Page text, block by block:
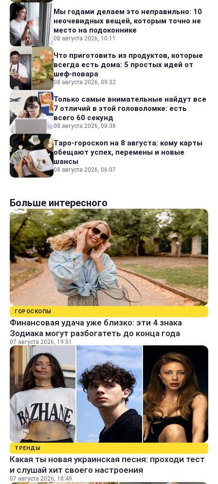
Мы годами делаем это неправильно: 10
неочевидных вещей, которым точно не
место на подоконнике
08 августа 2026, 10:11
Что приготовить из продуктов, которые
всегда есть дома: 5 простых идей от
шеф-повара
08 августа 2026, 09:32
Только самые внимательные найдут все
7 отличий в этой головоломке: есть
всего 60 секунд
08 августа 2026, 08:38
Таро-гороскоп на 8 августа: кому карты
обещают успех, перемены и новые
шансы
08 августа 2026, 06:07
Больше интересного
ГОРОСКОПЫ
Финансовая удача уже близко: эти 4 знака
Зодиака могут разбогатеть до конца года
07 августа 2026, 19:51
ТРЕНДЫ
Какая ты новая украинская песня: проходи тест
и слушай хит своего настроения
07 августа 2026, 18:49